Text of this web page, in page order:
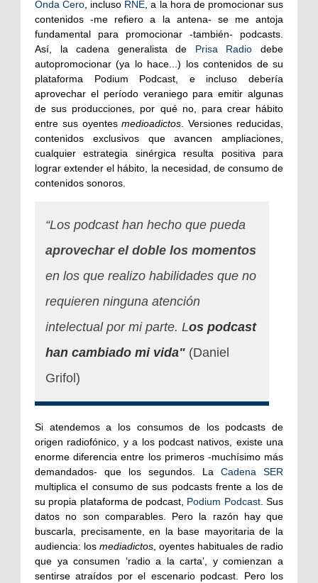
Onda Cero, incluso RNE, a la hora de promocionar sus
contenidos -me refiero a la antena- se me antoja
fundamental para promocionar -también- podcasts.
Así, la cadena generalista de Prisa Radio debe
autopromocionar (ya lo hace...) los contenidos de su
plataforma Podium Podcast, e incluso debería
aprovechar el período veraniego para emitir algunas
de sus producciones, por qué no, para crear hábito
entre sus oyentesmedioadictos. Versiones reducidas,
contenidos exclusivos que avancen ampliaciones,
cualquier estrategia sinérgica resulta positiva para
lograr extender el hábito, la necesidad, de consumo de
contenidos sonoros.
“Los podcast han hecho que pueda
aprovechar el doble los momentos
en los que realizo habilidades que no
requieren ninguna atención
intelectual por mi parte. Los podcast
han cambiado mi vida" (Daniel
Grifol)
Si atendemos a los consumos de los podcasts de
origen radiofónico, y a los podcast nativos, existe una
enorme diferencia entre los primeros -muchísimo más
demandados- que los segundos. La Cadena SER
multiplica el consumo de sus podcasts frente a los de
su propia plataforma de podcast, Podium Podcast. Sus
datos no son comparables. Pero la razón hay que
buscarla, precisamente, en la base mayoritaria de la
audiencia: los mediadictos, oyentes habituales de radio
que ya consumen ‘radio a la carta’, y comienzan a
sentirse atraídos por el escenario podcast. Pero los